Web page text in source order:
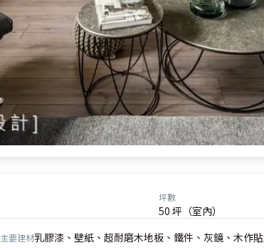
坪數
50 坪（室內）
主要建材乳膠漆、壁紙、超耐磨木地板、鐵件、灰鏡、木作